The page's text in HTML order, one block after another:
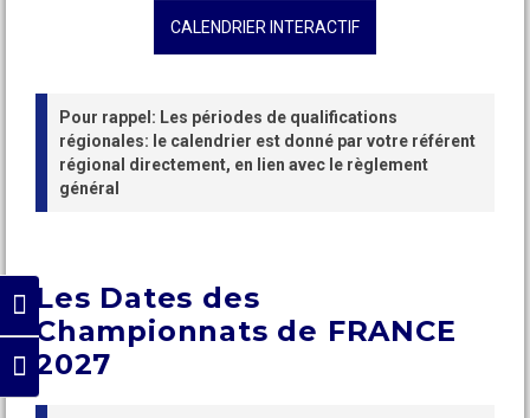
Passer en contraste élevé
Changer la taille de la police
CALENDRIER INTERACTIF
Pour rappel: Les périodes de qualifications
régionales: le calendrier est donné par votre référent
régional directement, en lien avec le règlement
général
Les Dates des
Championnats de FRANCE
2027